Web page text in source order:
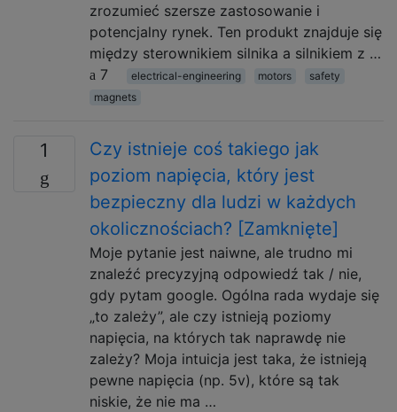
zrozumieć szersze zastosowanie i
potencjalny rynek. Ten produkt znajduje się
między sterownikiem silnika a silnikiem z …
7
electrical-engineering motors
safety
magnets
1
Czy istnieje coś takiego jak
poziom napięcia, który jest
bezpieczny dla ludzi w każdych
okolicznościach? [Zamknięte]
Moje pytanie jest naiwne, ale trudno mi
znaleźć precyzyjną odpowiedź tak / nie,
gdy pytam google. Ogólna rada wydaje się
„to zależy”, ale czy istnieją poziomy
napięcia, na których tak naprawdę nie
zależy? Moja intuicja jest taka, że ​​istnieją
pewne napięcia (np. 5v), które są tak
niskie, że nie ma …